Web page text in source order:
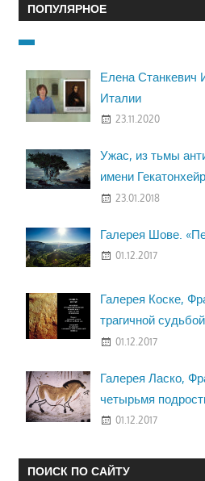
ПОПУЛЯРНОЕ
Елена Станкевич
Италии
23.11.2020
Ужас, из тьмы
имени
23.01.2018
Галерея Шове.
01.12.2017
Галерея Коске,
трагичной судьбой
01.12.2017
Галерея Ласко,
четырьмя
01.12.2017
ПОИСК ПО САЙТУ